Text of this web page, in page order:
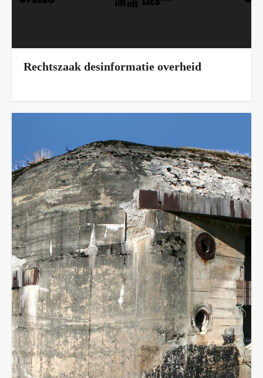
Rechtszaak desinformatie overheid